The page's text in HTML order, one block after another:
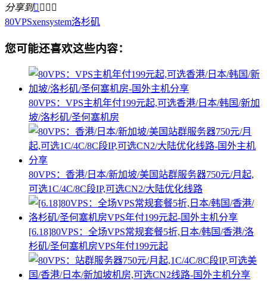
分享到   
80VPSxensystem洛杉矶
您可能还喜欢这些内容：
80VPS：VPS主机年付199元起,可选香港/日本/韩国/新加
坡/洛杉矶/圣何塞机房
80VPS：香港/日本/新加坡/美国站群服务器750元/月起,
可选1C/4C/8C段IP,可选CN2/大陆优化线路
[6.18]80VPS：全场VPS常规套餐5折,日本/韩国/香港/洛
杉矶/圣何塞机房VPS年付199元起